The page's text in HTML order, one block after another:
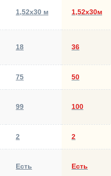
1,52х30 м 1,52х30м
18 36
75 50
99 100
2 2
Есть Есть